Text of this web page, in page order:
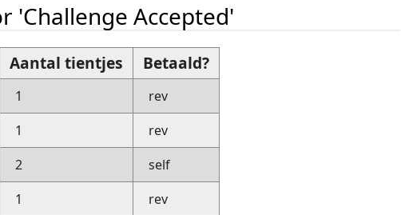
'Challenge Accepted'
Aantal tientjes Betaald?
1
rev
1
rev
2
self
1
rev